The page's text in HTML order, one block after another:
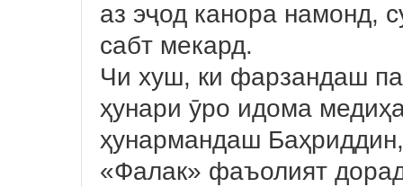
аз эҷод канора намонд,
сабт мекард.
Чи хуш, ки фарзандаш
ҳунари ӯро идома
ҳунармандаш
«Фалак» фаъолият